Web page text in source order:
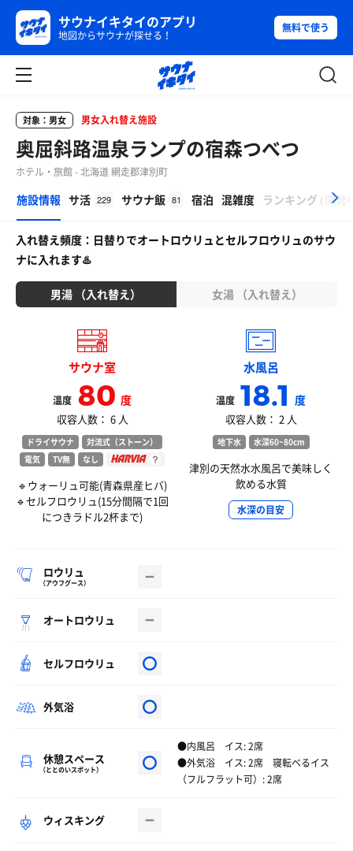
サウナイキタイのアプリ
地図からサウナが探せる！
無料で使う
対象：男女 男女入れ替え施設
奥屈斜路温泉ランプの宿森つべつ
ホテル・旅館 - 北海道 網走郡津別町
施設情報 サ活 229 サウナ飯 81 宿泊 混雑度 ランキング ( 開発
入れ替え頻度：日替りでオートロウリュとセルフロウリュのサウ
ナに入れます♨️
男湯 （入れ替え） 女湯 （入れ替え）
サウナ室
温度 80度
収容人数： 6 人
ドライサウナ
対流式（ストーン）
電気
TV無 なし
🔹ウォーリュ可能(青森県産ヒバ)
🔹セルフロウリュ(15分間隔で1回
につきラドル2杯まで)
水風呂
温度 18.1度
収容人数： 2 人
地下水 水深60~80cm
津別の天然水水風呂で美味しく
飲める水質
水深の目安
ロウリュ
（アウフグース）
オートロウリュ
セルフロウリュ
外気浴
休憩スペース
（ととのいスポット）
●内風呂 イス: 2席
●外気浴 イス: 2席 寝転べるイス
（フルフラット可）: 2席
ウィスキング